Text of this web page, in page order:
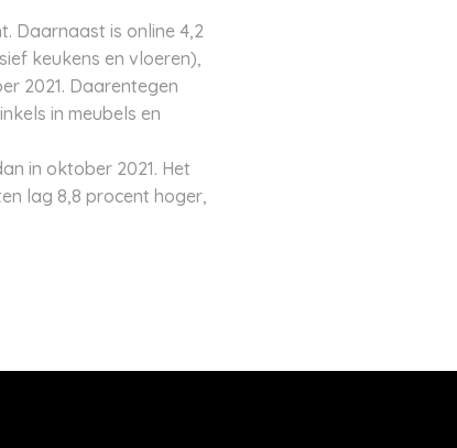
Daarnaast is online 4,2
keukens en vloeren),
2021. Daarentegen
in meubels en
in oktober 2021. Het
lag 8,8 procent hoger,